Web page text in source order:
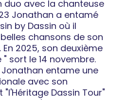
duo avec la chanteuse
Jonathan a entamé
by Dassin où il
chansons de son
En 2025, son deuxième
" sort le 14 novembre.
Jonathan entame une
avec son
Dassin Tour"